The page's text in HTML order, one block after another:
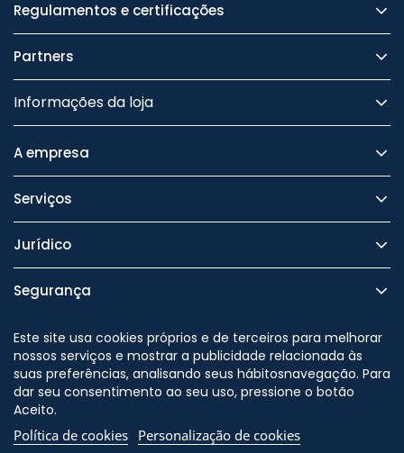
Regulamentos e certificações
Partners
Informações da loja
A empresa
Serviços
Jurídico
Segurança
Este site usa cookies próprios e de terceiros para melhorar
nossos serviços e mostrar a publicidade relacionada às
suas preferências, analisando seus hábitosnavegação. Para
dar seu consentimento ao seu uso, pressione o botão
Aceito.
Política de cookies Personalização de cookies
Nos siga no